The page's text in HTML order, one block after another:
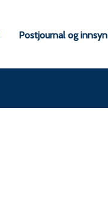
Postjournal og innsyn